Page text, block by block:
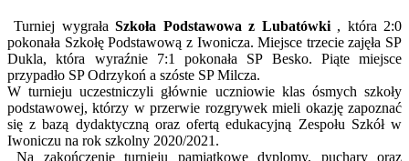
Turniej wygrałaSzkoła Podstawowa z Lubatówki, która 2:0
pokonała Szkołę Podstawową z Iwonicza. Miejsce trzecie zajęła SP
Dukla, która wyraźnie 7:1 pokonała SP Besko. Piąte miejsce
przypadło SP Odrzykoń a szóste SP Milcza.
W turnieju uczestniczyli głównie uczniowie klas ósmych szkoły
podstawowej, którzy w przerwie rozgrywek mieli okazję zapoznać
się z bazą dydaktyczną oraz ofertą edukacyjną Zespołu Szkół w
Iwoniczu na rok szkolny 2020/2021.
Na zakończenie turnieju pamiątkowe dyplomy, puchary oraz